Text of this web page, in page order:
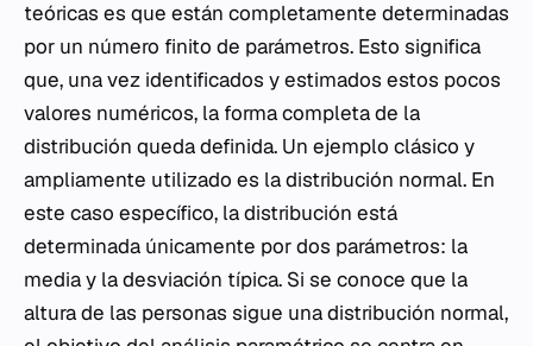
teóricas es que están completamente determinadas
por un número finito de parámetros. Esto significa
que, una vez identificados y estimados estos pocos
valores numéricos, la forma completa de la
distribución queda definida. Un ejemplo clásico y
ampliamente utilizado es la distribución normal. En
este caso específico, la distribución está
determinada únicamente por dos parámetros: la
media y la desviación típica. Si se conoce que la
altura de las personas sigue una distribución normal,